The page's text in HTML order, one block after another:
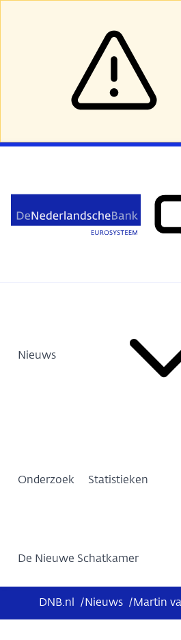
Nieuws
Onderzoek Statistieken
De Nieuwe Schatkamer
DNB.nl / Nieuws /